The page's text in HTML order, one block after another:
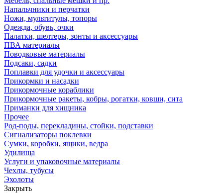
Напальчники и перчатки
Ножи, мультитулы, топоры
Одежда, обувь, очки
Палатки, шелтеры, зонты и аксессуары
ПВА материалы
Поводковые материалы
Подсаки, садки
Поплавки для удочки и аксессуары
Прикормки и насадки
Прикормочные кораблики
Прикормочные ракеты, кобры, рогатки, ковши, сита
Приманки для хищника
Прочее
Род-поды, перекладины, стойки, подставки
Сигнализаторы поклевки
Сумки, коробки, ящики, ведра
Удилища
Услуги и упаковочные материалы
Чехлы, тубусы
Эхолоты
Закрыть